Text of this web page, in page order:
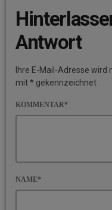
Antwort
Ihre E-Mail-Adresse
mit * gekennzeichnet
KOMMENTAR*
NAME*